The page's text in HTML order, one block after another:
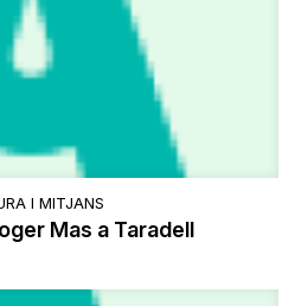
I MITJANS
Mas a Taradell